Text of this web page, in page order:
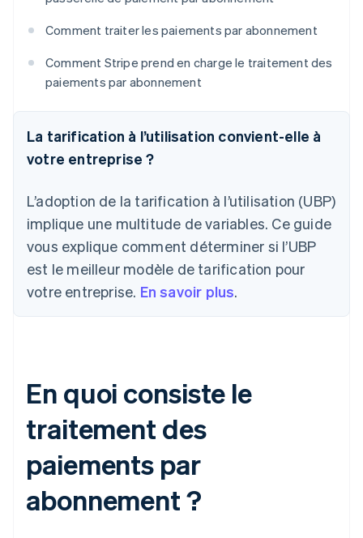
Comment traiter les paiements par abonnement
Comment Stripe prend en charge le traitement des
paiements par abonnement
La tarification à l’utilisation convient-elle à
votre entreprise ?
L’adoption de la tarification à l’utilisation (UBP)
implique une multitude de variables. Ce guide
vous explique comment déterminer si l’UBP
est le meilleur modèle de tarification pour
votre entreprise. En savoir plus.
En quoi consiste le
traitement des
paiements par
abonnement ?